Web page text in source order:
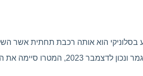
את החפירות והבנייה.